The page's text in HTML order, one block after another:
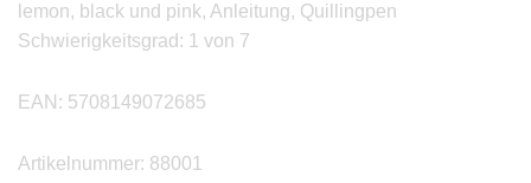
lemon, black und pink, Anleitung, Quillingpen
Schwierigkeitsgrad: 1 von 7
EAN: 5708149072685
Artikelnummer: 88001